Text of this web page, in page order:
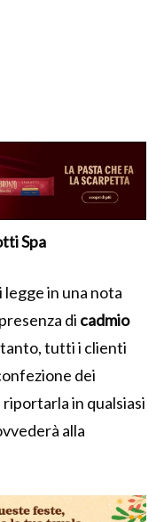
Spa
legge in una nota
di cadmio
tutti i clienti
dei
in qualsiasi
alla